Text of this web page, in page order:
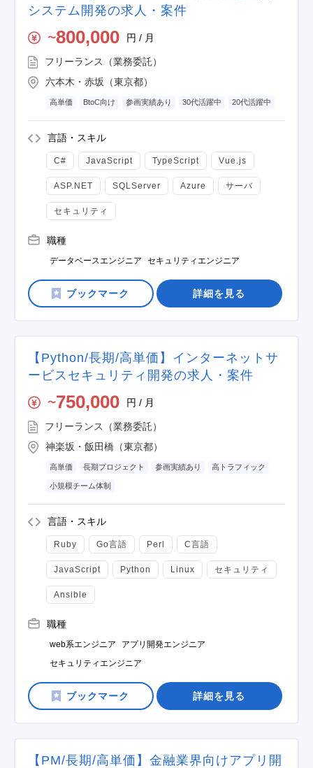
システム開発の求人・案件
〜800,000 円 / 月
フリーランス（業務委託）
六本木・赤坂（東京都）
高単価 BtoC向け 参画実績あり 30代活躍中 20代活躍中
言語・スキル
C# JavaScript TypeScript Vue.js
ASP.NET SQLServer Azure サーバ
セキュリティ
職種
データベースエンジニア セキュリティエンジニア
詳細を見る
【Python/長期/高単価】インターネットサ
ービスセキュリティ開発の求人・案件
〜750,000 円 / 月
フリーランス（業務委託）
神楽坂・飯田橋（東京都）
高単価 長期プロジェクト 参画実績あり 高トラフィック
小規模チーム体制
言語・スキル
Ruby Go言語 Perl C言語
JavaScript Python Linux セキュリティ
Ansible
職種
web系エンジニア
アプリ開発エンジニア
セキュリティエンジニア
詳細を見る
【PM/長期/高単価】金融業界向けアプリ開